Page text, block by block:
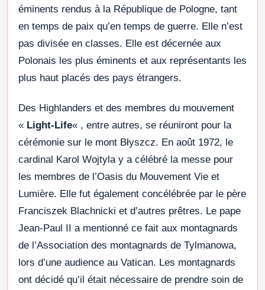
éminents rendus à la République de Pologne, tant
en temps de paix qu’en temps de guerre. Elle n’est
pas divisée en classes. Elle est décernée aux
Polonais les plus éminents et aux représentants les
plus haut placés des pays étrangers.
Des Highlanders et des membres du mouvement
« Light-Life« , entre autres, se réuniront pour la
cérémonie sur le mont Błyszcz. En août 1972, le
cardinal Karol Wojtyla y a célébré la messe pour
les membres de l’Oasis du Mouvement Vie et
Lumière. Elle fut également concélébrée par le père
Franciszek Blachnicki et d’autres prêtres. Le pape
Jean-Paul II a mentionné ce fait aux montagnards
de l’Association des montagnards de Tylmanowa,
lors d’une audience au Vatican. Les montagnards
ont décidé qu’il était nécessaire de prendre soin de